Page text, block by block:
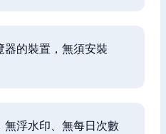
器的裝置，無須安裝
無浮水印、無每日次數